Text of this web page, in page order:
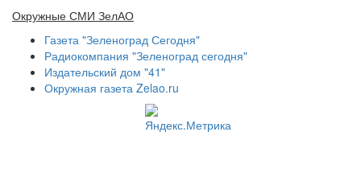
Окружные СМИ ЗелАО
Газета "Зеленоград Сегодня"
Радиокомпания "Зеленоград сегодня"
Издательский дом "41"
Окружная газета Zelao.ru